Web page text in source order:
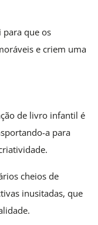
para que os
e criem uma
de livro infantil é
a para
cheios de
inusitadas, que